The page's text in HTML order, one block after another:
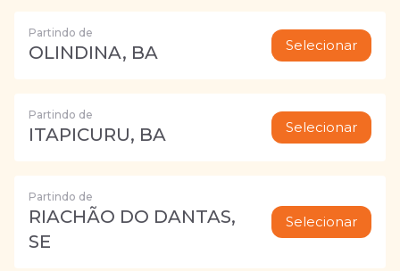
Partindo de
OLINDINA, BA Selecionar
Partindo de
ITAPICURU, BA Selecionar
Partindo de
RIACHÃO DO DANTAS,
SE
Selecionar